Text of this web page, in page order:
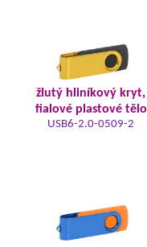
žlutý hliníkový kryt,
fialové plastové tělo
USB6-2.0-0509-2